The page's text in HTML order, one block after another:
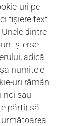
uri pe
fișiere text
dintre
șterse
adică
numitele
uri rămân
noi sau
părți) să